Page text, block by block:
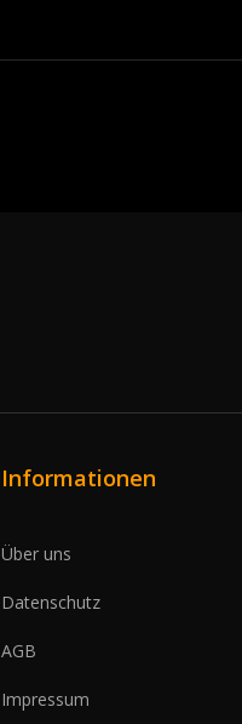
Informationen
Über uns
Datenschutz
AGB
Impressum